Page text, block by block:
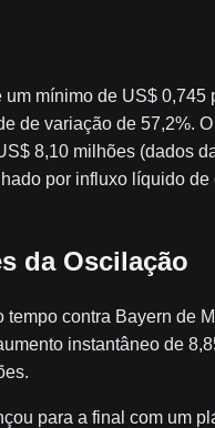
mínimo de US$ 0,745
de variação de 57,2%.
8,10 milhões (dados
por influxo líquido
da Oscilação
contra Bayern de
instantâneo de
para a final com um